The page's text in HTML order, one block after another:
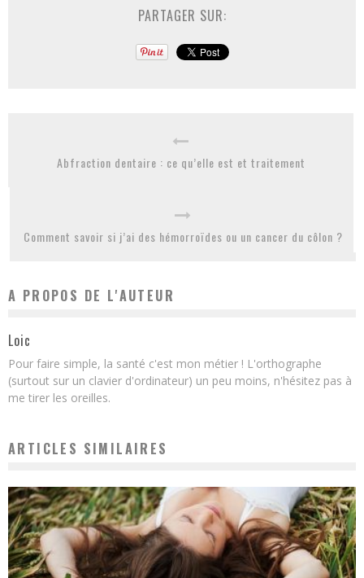
PARTAGER SUR:
Abfraction dentaire : ce qu’elle est et traitement
Comment savoir si j’ai des hémorroïdes ou un cancer du côlon ?
A PROPOS DE L'AUTEUR
Loic
Pour faire simple, la santé c'est mon métier ! L'orthographe
(surtout sur un clavier d'ordinateur) un peu moins, n'hésitez pas à
me tirer les oreilles.
ARTICLES SIMILAIRES